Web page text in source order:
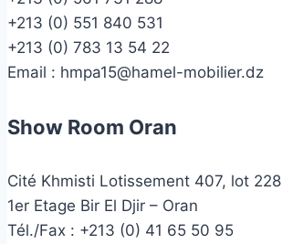
+213 (0) 551 840 531
+213 (0) 783 13 54 22
Email : hmpa15@hamel-mobilier.dz
Show Room Oran
Cité Khmisti Lotissement 407, lot 228
1er Etage Bir El Djir – Oran
Tél./Fax : +213 (0) 41 65 50 95